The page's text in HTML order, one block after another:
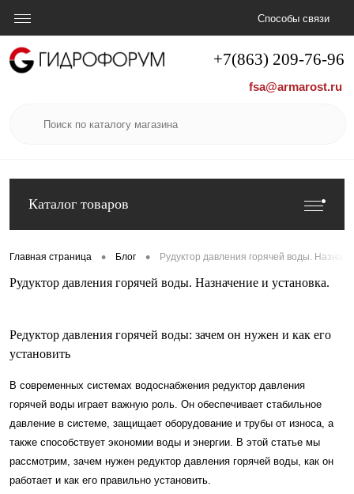
+7(863) 209-76-96
fsa@armarost.ru
Способы связи
Каталог товаров
Главная страница • Блог • Рудуктор давления горячей воды.
Рудуктор давления горячей воды. Назначение и установка.
Редуктор давления горячей воды: зачем он нужен и как его
установить
В современных системах водоснабжения редуктор давления
горячей воды играет важную роль. Он обеспечивает стабильное
давление в системе, защищает оборудование и трубы от износа, а
также способствует экономии воды и энергии. В этой статье мы
рассмотрим, зачем нужен редуктор давления горячей воды, как он
работает и как его правильно установить.